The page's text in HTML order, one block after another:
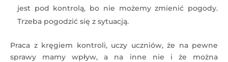
jest pod kontrolą, bo nie możemy zmienić pogody.
Trzeba pogodzić się z sytuacją.
Praca z kręgiem kontroli, uczy uczniów, że na pewne
sprawy mamy wpływ, a na inne nie i że można